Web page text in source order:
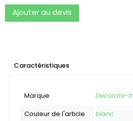
Ajouter au devis
Caractéristiques
Marque
Decorate-It
Couleur de l'article
blanc